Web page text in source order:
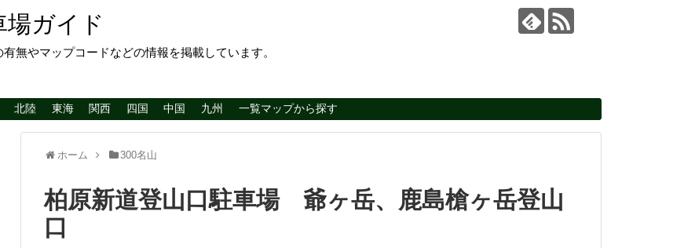
ガイド
無やマップコードなどの情報を掲載しています。
北陸 東海 関西 四国 中国 九州 一覧マップから探す
ホーム 300名山
柏原新道登山口駐車場 爺ヶ岳、鹿島槍ヶ岳登山
口